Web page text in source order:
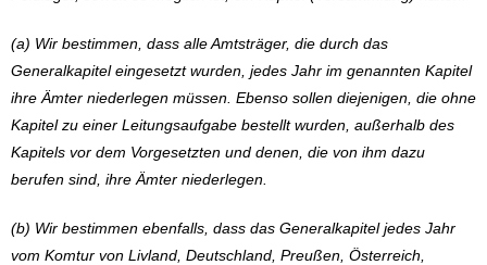
(a) Wir bestimmen, dass alle Amtsträger, die durch das
Generalkapitel eingesetzt wurden, jedes Jahr im genannten Kapitel
ihre Ämter niederlegen müssen. Ebenso sollen diejenigen, die ohne
Kapitel zu einer Leitungsaufgabe bestellt wurden, außerhalb des
Kapitels vor dem Vorgesetzten und denen, die von ihm dazu
berufen sind, ihre Ämter niederlegen.
(b) Wir bestimmen ebenfalls, dass das Generalkapitel jedes Jahr
vom Komtur von Livland, Deutschland, Preußen, Österreich,